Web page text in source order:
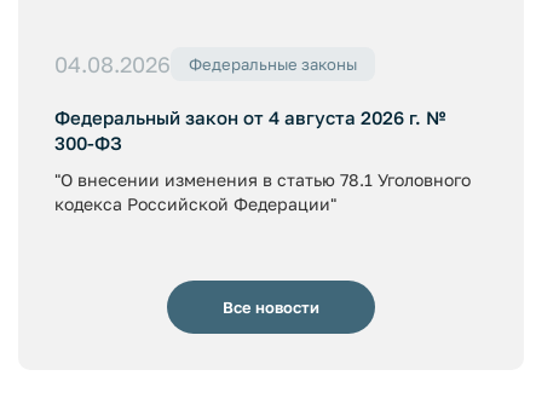
04.08.2026 Федеральные законы
Федеральный закон от 4 августа 2026 г. №
300-ФЗ
"О внесении изменения в статью 78.1 Уголовного
кодекса Российской Федерации"
Все новости